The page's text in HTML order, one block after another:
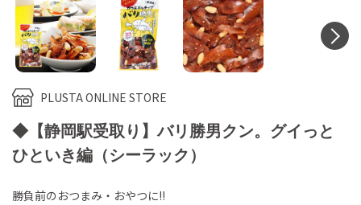
PLUSTA ONLINE STORE
◆【静岡駅受取り】バリ勝男クン。グイっと
ひといき編（シーラック）
勝負前のおつまみ・おやつに!!